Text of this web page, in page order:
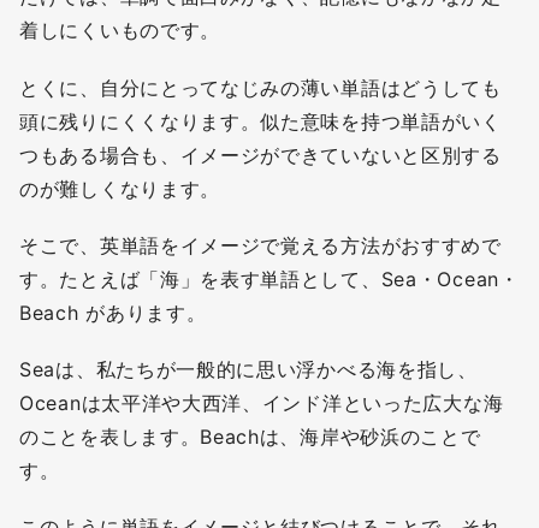
着しにくいものです。
とくに、自分にとってなじみの薄い単語はどうしても
頭に残りにくくなります。似た意味を持つ単語がいく
つもある場合も、イメージができていないと区別する
のが難しくなります。
そこで、英単語をイメージで覚える方法がおすすめで
す。たとえば「海」を表す単語として、Sea・Ocean・
Beach があります。
Seaは、私たちが一般的に思い浮かべる海を指し、
Oceanは太平洋や大西洋、インド洋といった広大な海
のことを表します。Beachは、海岸や砂浜のことで
す。